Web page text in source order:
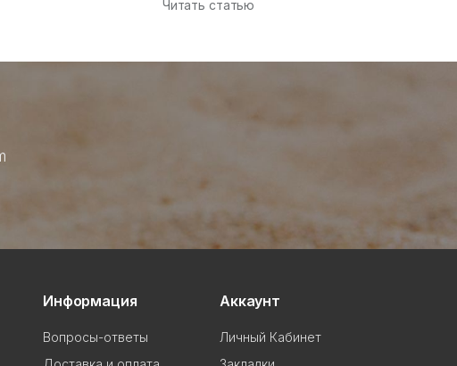
Читать статью
Информация
Вопросы-ответы
Аккаунт
Личный Кабинет